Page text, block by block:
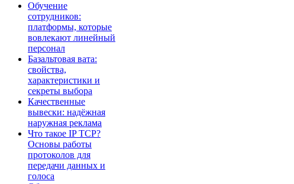
Обучение
сотрудников:
платформы, которые
вовлекают линейный
персонал
Базальтовая вата:
свойства,
характеристики и
секреты выбора
Качественные
вывески: надёжная
наружная реклама
Что такое IP TCP?
Основы работы
протоколов для
передачи данных и
голоса